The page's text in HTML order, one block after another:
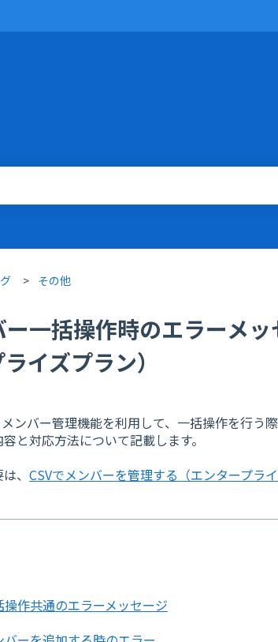
その他
ー一括操作時のエラーメ
イズプラン）
ンバー管理機能を利用して、一括操作を行う
と対応方法について記載します。
、 CSVでメンバーを管理する（エンタープライ
操作共通のエラーメッセージ